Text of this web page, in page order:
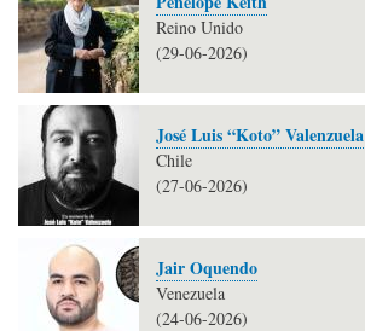
Reino Unido
(29-06-2026)
José Luis “Koto” Valenzuela
Chile
(27-06-2026)
Jair Oquendo
Venezuela
(24-06-2026)